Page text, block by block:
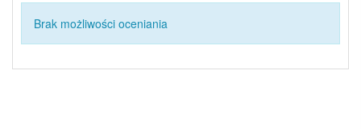
Brak możliwości oceniania